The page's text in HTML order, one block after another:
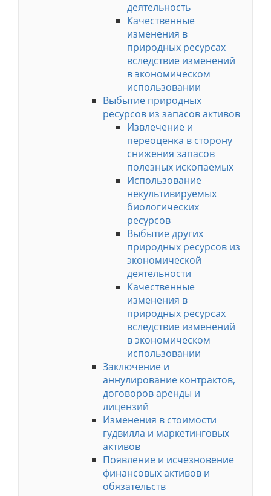
деятельность
Качественные
изменения в
природных ресурсах
вследствие изменений
в экономическом
использовании
Выбытие природных
ресурсов из запасов активов
Извлечение и
переоценка в сторону
снижения запасов
полезных ископаемых
Использование
некультивируемых
биологических
ресурсов
Выбытие других
природных ресурсов из
экономической
деятельности
Качественные
изменения в
природных ресурсах
вследствие изменений
в экономическом
использовании
Заключение и
аннулирование контрактов,
договоров аренды и
лицензий
Изменения в стоимости
гудвилла и маркетинговых
активов
Появление и исчезновение
финансовых активов и
обязательств